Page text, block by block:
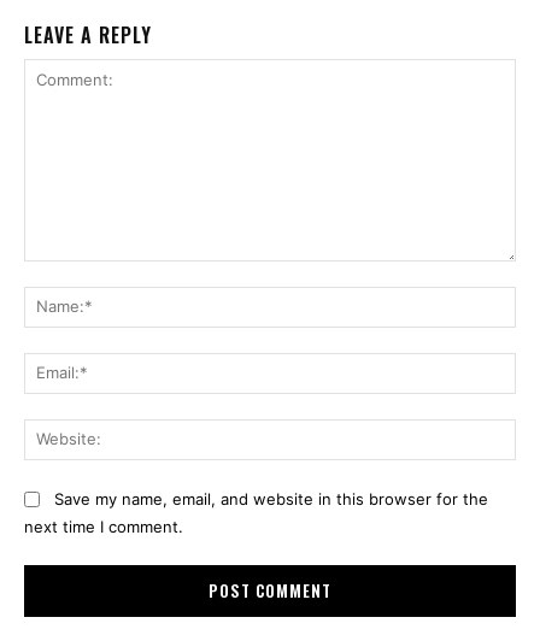
LEAVE A REPLY
Save my name, email, and website in this browser for the
next time I comment.